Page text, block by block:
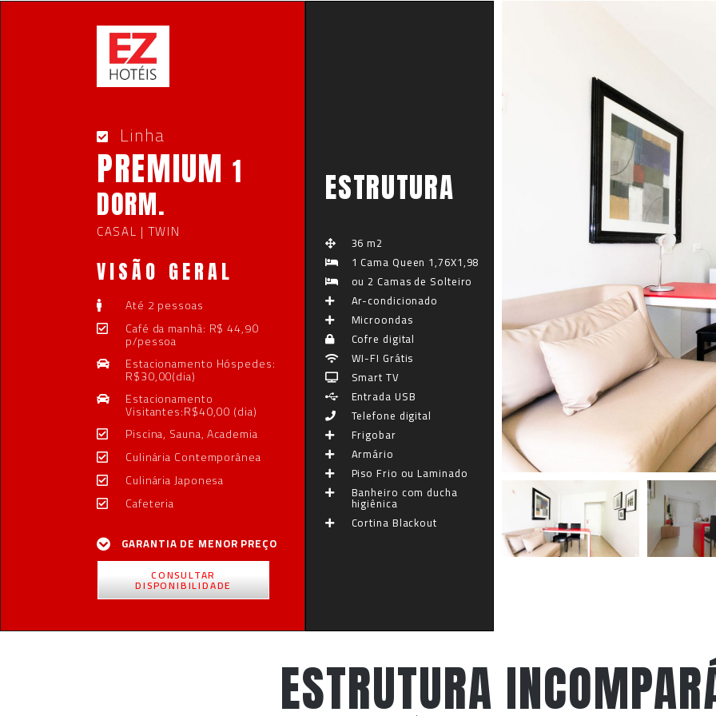
Linha
PREMIUM 1
DORM.
CASAL | TWIN
VISÃO GERAL
Até 2 pessoas
Café da manhã: R$ 44,90
p/pessoa
Estacionamento Hóspedes:
R$30,00(dia)
Estacionamento
Visitantes:R$40,00 (dia)
Piscina, Sauna, Academia
Culinária Contemporânea
Culinária Japonesa
Cafeteria
GARANTIA DE MENOR PREÇO
CONSULTAR
DISPONIBILIDADE
ESTRUTURA
36 m2
1 Cama Queen 1,76X1,98
ou 2 Camas de Solteiro
Ar-condicionado
Microondas
Cofre digital
WI-FI Grátis
Smart TV
Entrada USB
Telefone digital
Frigobar
Armário
Piso Frio ou Laminado
Banheiro com ducha
higiênica
Cortina Blackout
ESTRUTURA